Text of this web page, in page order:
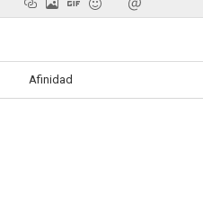
Afinidad